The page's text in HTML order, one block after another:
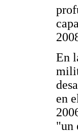
En
en
"un